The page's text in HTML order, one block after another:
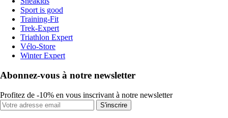
Sport is good
Training-Fit
Trek-Expert
Triathlon Expert
Vélo-Store
Winter Expert
Abonnez-vous à notre newsletter
Profitez de -10% en vous inscrivant à notre newsletter
S'inscrire